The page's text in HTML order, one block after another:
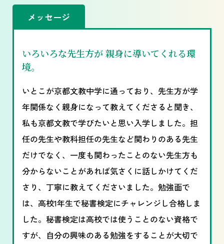
メッセージ
いろいろな先生方が 親身に導いてくれる環
境。
いとこが京都文教中学に通っており、先生方が学
年関係なく親身になって教えてくださると聞き、
私も京都文教で学びたいと思い入学しました。担
任の先生や教科担任の先生など関わりのある先生
だけでなく、一度も関わったことのない先生方も
分からないことがあれば気さくに話しかけてくだ
さり、丁寧に教えてくださいました。勉強面で
は、高校1年生で秘書検定にチャレンジし合格しま
した。秘書検定は高校では使うことのない資格で
すが、自分の興味のある勉強をすることが大切で